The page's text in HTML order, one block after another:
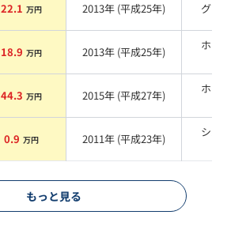
22.1 万円 2013年 (平成25年) グレー
18.9 万円 2013年 (平成25年)
ホワ
44.3 万円 2015年 (平成27年)
ホワ
0.9 万円 2011年 (平成23年)
シル
もっと見る